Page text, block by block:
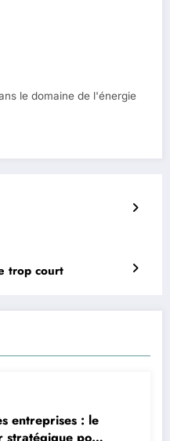
le domaine de l'énergie
trop court
entreprises : le
stratégique pour